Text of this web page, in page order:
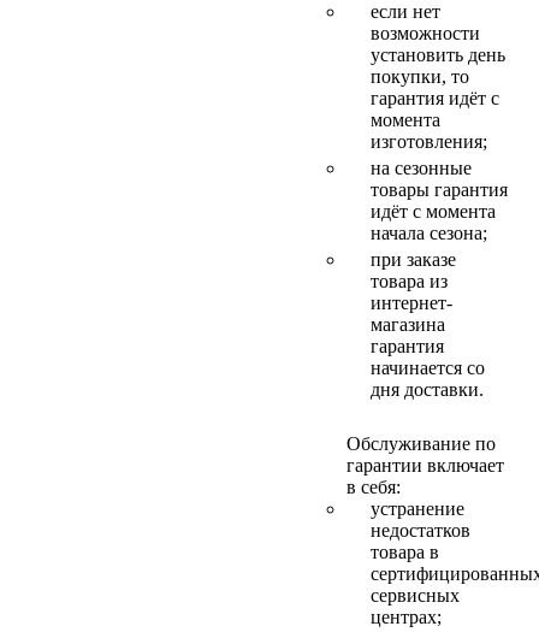
если нет
возможности
установить день
покупки, то
гарантия идёт с
момента
изготовления;
на сезонные
товары гарантия
идёт с момента
начала сезона;
при заказе
товара из
интернет-
магазина
гарантия
начинается со
дня доставки.
Обслуживание по
гарантии включает
в себя:
устранение
недостатков
товара в
сервисных
центрах;